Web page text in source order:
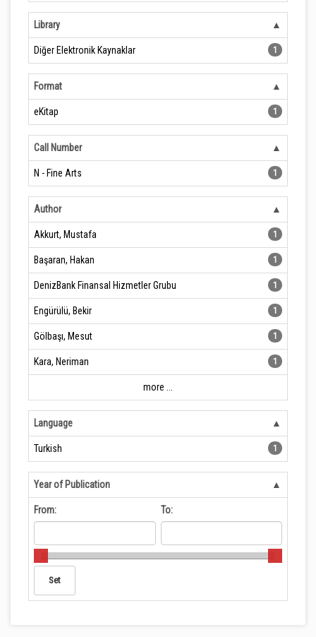
Library
Diğer Elektronik Kaynaklar 1
Format
eKitap 1
Call Number
N - Fine Arts 1
Author
Akkurt, Mustafa 1
Başaran, Hakan 1
DenizBank Finansal Hizmetler Grubu 1
Engürülü, Bekir 1
Gölbaşı, Mesut 1
Kara, Neriman 1
more ...
Language
Turkish 1
Year of Publication
From: To: